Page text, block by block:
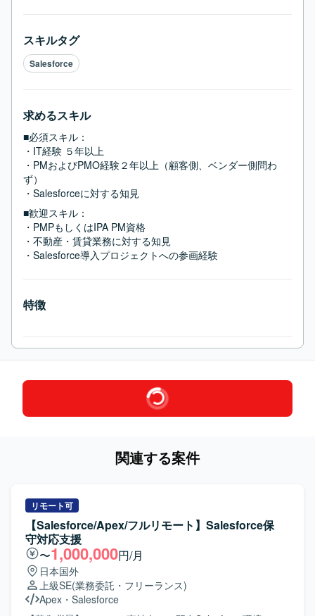
スキルタグ
Salesforce
求めるスキル
■必須スキル：
・IT経験 ５年以上
・PMおよびPMO経験２年以上（顧客側、ベンダー側問わ
ず）
・Salesforceに対する知見
■歓迎スキル：
・PMPもしくはIPA PM資格
・不動産・賃貸業務に対する知見
・Salesforce導入プロジェクトへの参画経験
特徴
関連する案件
リモート可
【Salesforce/Apex/フルリモート】Salesforce保
守対応支援
〜1,000,000円/月
日本国外
上級SE(業務委託・フリーランス)
Apex ・ Salesforce